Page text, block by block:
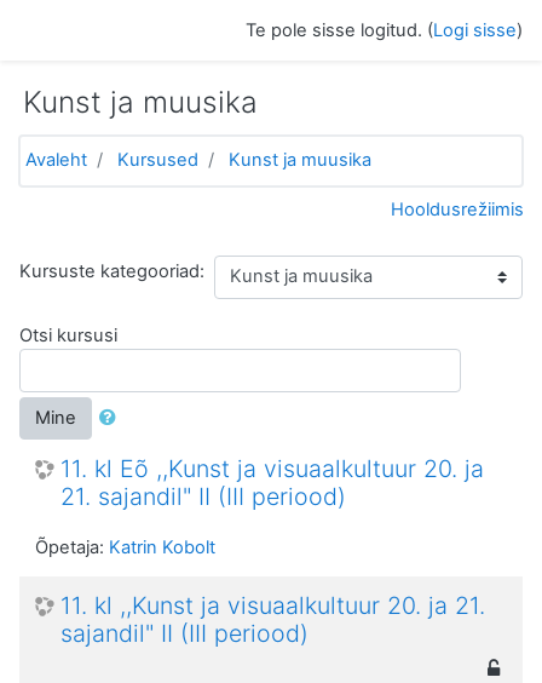
Te pole sisse logitud. (Logi sisse)
Kunst ja muusika
Avaleht Kursused Kunst ja muusika
Hooldusrežiimis
Kursuste kategooriad:
Otsi kursusi
Mine
11. kl Eõ ,,Kunst ja visuaalkultuur 20. ja
21. sajandil" II (III periood)
Õpetaja: Katrin Kobolt
11. kl ,,Kunst ja visuaalkultuur 20. ja 21.
sajandil" II (III periood)